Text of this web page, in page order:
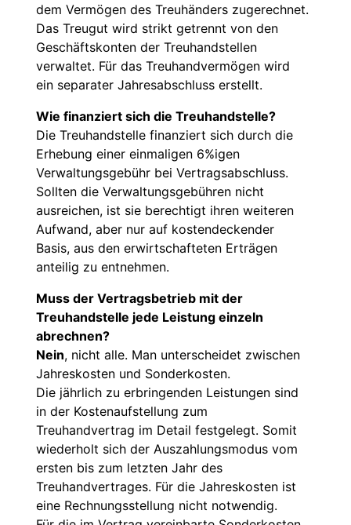
dem Vermögen des Treuhänders zugerechnet.
Das Treugut wird strikt getrennt von den
Geschäftskonten der Treuhandstellen
verwaltet. Für das Treuhandvermögen wird
ein separater Jahresabschluss erstellt.
Wie finanziert sich die Treuhandstelle?
Die Treuhandstelle finanziert sich durch die
Erhebung einer einmaligen 6%igen
Verwaltungsgebühr bei Vertragsabschluss.
Sollten die Verwaltungsgebühren nicht
ausreichen, ist sie berechtigt ihren weiteren
Aufwand, aber nur auf kostendeckender
Basis, aus den erwirtschafteten Erträgen
anteilig zu entnehmen.
Muss der Vertragsbetrieb mit der
Treuhandstelle jede Leistung einzeln
abrechnen?
Nein, nicht alle. Man unterscheidet zwischen
Jahreskosten und Sonderkosten.
Die jährlich zu erbringenden Leistungen sind
in der Kostenaufstellung zum
Treuhandvertrag im Detail festgelegt. Somit
wiederholt sich der Auszahlungsmodus vom
ersten bis zum letzten Jahr des
Treuhandvertrages. Für die Jahreskosten ist
eine Rechnungsstellung nicht notwendig.